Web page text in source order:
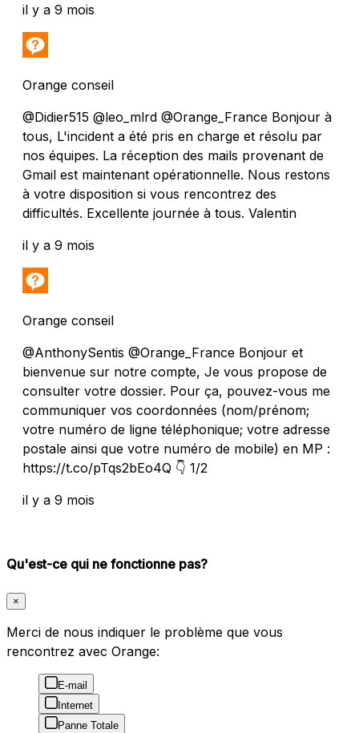
il y a 9 mois
Orange conseil
@Didier515 @leo_mlrd @Orange_France Bonjour à
tous, L'incident a été pris en charge et résolu par
nos équipes. La réception des mails provenant de
Gmail est maintenant opérationnelle. Nous restons
à votre disposition si vous rencontrez des
difficultés. Excellente journée à tous. Valentin
il y a 9 mois
Orange conseil
@AnthonySentis @Orange_France Bonjour et
bienvenue sur notre compte, Je vous propose de
consulter votre dossier. Pour ça, pouvez-vous me
communiquer vos coordonnées (nom/prénom;
votre numéro de ligne téléphonique; votre adresse
postale ainsi que votre numéro de mobile) en MP :
https://t.co/pTqs2bEo4Q 👇 1/2
il y a 9 mois
Qu'est-ce qui ne fonctionne pas?
×
Merci de nous indiquer le problème que vous
rencontrez avec Orange:
E-mail
Internet
Panne Totale